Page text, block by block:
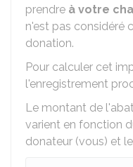
prendre à votre
n'est pas considéré
donation.
Pour calculer cet
l'enregistrement
Le montant de
varient en fonction
donateur (vous) et